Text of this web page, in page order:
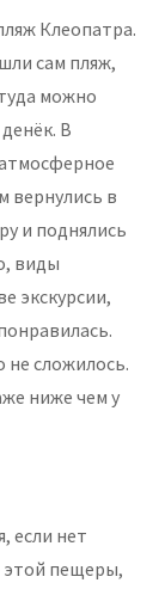
Клеопатра.
сам пляж,
можно
В
вернулись в
и поднялись
виды
экскурсии,
не сложилось.
ниже чем у
если нет
этой пещеры,